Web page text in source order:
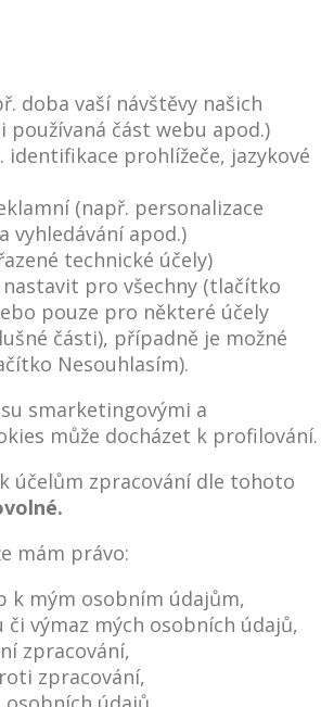
doba vaší návštěvy našich
používaná část webu apod.)
identifikace prohlížeče, jazykové
(např. personalizace
vyhledávání apod.)
technické účely)
nastavit pro všechny (tlačítko
pouze pro některé účely
části), případně je možné
Nesouhlasím).
smarketingovými a
může docházet k profilování.
účelům zpracování dle tohoto
mám právo:
k mým osobním údajům,
či výmaz mých osobních údajů,
zpracování,
zpracování,